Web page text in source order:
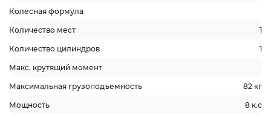
Колесная формула
Количество мест 1
Количество цилиндров 1
Макс. крутящий момент
Максимальная грузоподъемность 82 кг
Мощность 8 к.с